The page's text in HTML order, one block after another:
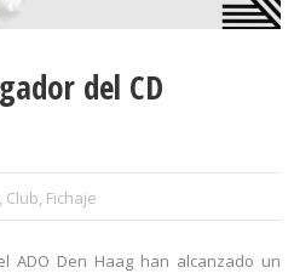
del CD
Club Fichaje
ADO Den Haag han alcanzado un